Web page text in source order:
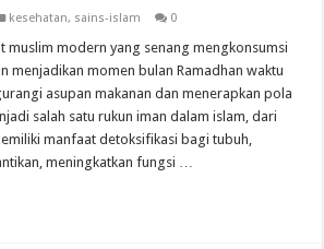
kesehatan, sains-islam 0
muslim modern yang senang mengkonsumsi
menjadikan momen bulan Ramadhan waktu
asupan makanan dan menerapkan pola
salah satu rukun iman dalam islam, dari
manfaat detoksifikasi bagi tubuh,
meningkatkan fungsi …